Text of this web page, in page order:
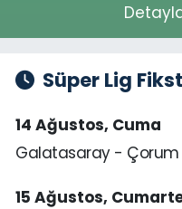
Süper Lig
14 Ağustos, Cuma
Galatasaray - Çorum
15 Ağustos,